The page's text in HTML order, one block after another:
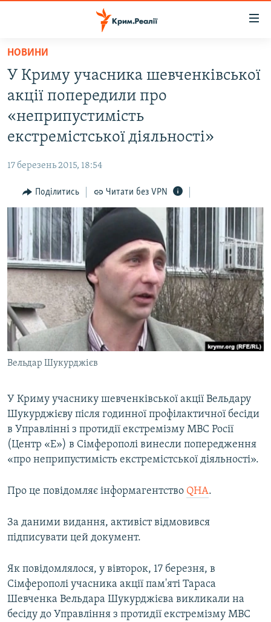
Перейти
основного
матеріалу
до
основної
Перейти
пошуку
ВОДА.КРИМ
ВІДЕО ТА ФОТО
ПОГЛЯД
ІНТЕРВ'Ю
ВСЕ ЗА ДЕНЬ
СПЕЦПРОЕКТИ
ДЕПОРТАЦІЯ
ВІДЕОУРОКИ «ELIFBE»
СВІДЧЕННЯ ОКУПАЦІЇ
УКРАЇНСЬКА ПРОБЛЕМА КРИМУ
ІНФОГРАФІКА
ЯК ОБІЙТИ БЛОКУВАННЯ
Русский
Qırımtatar
ДОЛУЧАЙСЯ!
Усі сайти RFE/RL
НОВИНИ
У Криму учасника шевченківської
акції попередили про
«неприпустимість
екстремістської діяльності»
17 березень 2015, 18:54
Поділитись Читати без VPN
Вельдар Шукурджієв
У Криму учаснику шевченківської акції Вельдару
Шукурджієву після годинної профілактичної бесіди
в Управлінні з протидії екстремізму МВС Росії
(Центр «Е») в Сімферополі винесли попередження
«про неприпустимість екстремістської діяльності».
Про це повідомляє інформагентство QHA.
За даними видання, активіст відмовився
підписувати цей документ.
Як повідомлялося, у вівторок, 17 березня, в
Сімферополі учасника акції пам'яті Тараса
Шевченка Вельдара Шукурджієва викликали на
бесіду до Управління з протидії екстремізму МВС